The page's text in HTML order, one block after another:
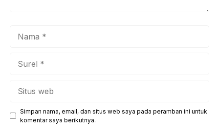
Simpan nama, email, dan situs web saya pada peramban ini untuk
komentar saya berikutnya.